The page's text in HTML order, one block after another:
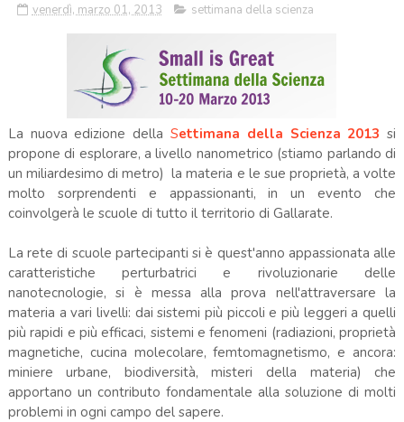
venerdì, marzo 01, 2013 settimana della scienza
La nuova edizione della Settimana della Scienza 2013 si
propone di esplorare, a livello nanometrico (stiamo parlando di
un miliardesimo di metro) la materia e le sue proprietà, a volte
molto sorprendenti e appassionanti, in un evento che
coinvolgerà le scuole di tutto il territorio di Gallarate.
La rete di scuole partecipanti si è quest'anno appassionata alle
caratteristiche perturbatrici e rivoluzionarie delle
nanotecnologie, si è messa alla prova nell'attraversare la
materia a vari livelli: dai sistemi più piccoli e più leggeri a quelli
più rapidi e più efficaci, sistemi e fenomeni (radiazioni, proprietà
magnetiche, cucina molecolare, femtomagnetismo, e ancora:
miniere urbane, biodiversità, misteri della materia) che
apportano un contributo fondamentale alla soluzione di molti
problemi in ogni campo del sapere.